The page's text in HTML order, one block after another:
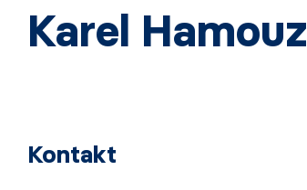
Karel Hamouz
Kontakt